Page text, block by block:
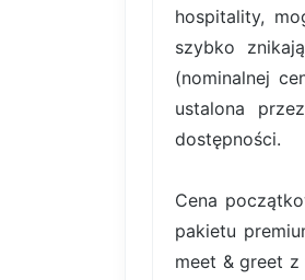
hospitality,
szybko
(nominalnej
ustalona
dostępności.
Cena
pakietu
meet & greet